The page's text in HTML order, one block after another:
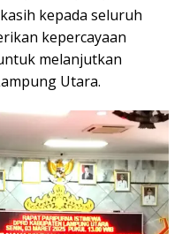
kepada seluruh
kepercayaan
melanjutkan
Utara.